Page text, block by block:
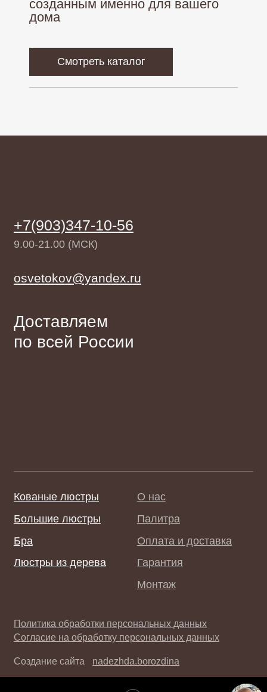
Смотреть каталог
созданным именно для вашего
дома
Политика обработки персональных данных
Согласие на обработку персональных данных